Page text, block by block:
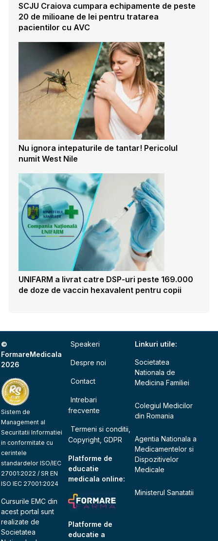
SCJU Craiova cumpara echipamente de peste
20 de milioane de lei pentru tratarea
pacientilor cu AVC
Nu ignora intepaturile de tantar! Pericolul
numit West Nile
UNIFARM a livrat catre DSP-uri peste 169.000
de doze de vaccin hexavalent pentru copii
©
FormareMedicala
2026
Sistem de
Management al
Securitatii Informatiei
in conformitate cu
cerintele
standardelor ISO/IEC
27001:2022 / SR EN
ISO IEC 27001:2024
Cursurile EMC din
acest portal sunt
realizate de
Societatea
Speakeri
Despre noi
Contact
Intrebari
frecvente
Termeni si conditii,
Copyright, GDPR
Platforme de
educatie
medicala online:
Platforme de
educatie a
Linkuri utile:
Societatea
Nationala de
Medicina Familiei
Colegiul Medicilor
din Romania
Agentia Nationala a
Medicamentelor si
Dispozitivelor
Medicale
Ministerul Sanatatii